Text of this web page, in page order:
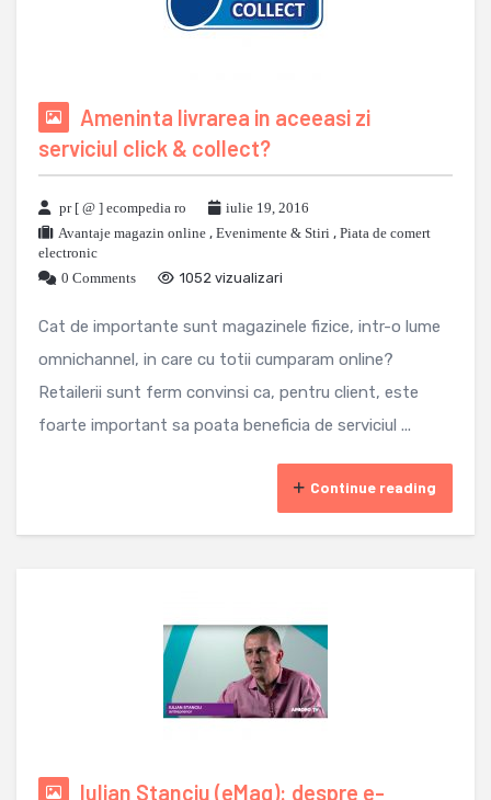
Ameninta livrarea in aceeasi zi
serviciul click & collect?
pr [ @ ] ecompedia ro
iulie 19, 2016
Avantaje magazin online , Evenimente & Stiri , Piata de comert
electronic
0 Comments
1052 vizualizari
Cat de importante sunt magazinele fizice, intr-o lume
omnichannel, in care cu totii cumparam online?
Retailerii sunt ferm convinsi ca, pentru client, este
foarte important sa poata beneficia de serviciul ...
Continue reading
Iulian Stanciu (eMag): despre e-